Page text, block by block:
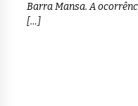
Barra Mansa. A
[…]